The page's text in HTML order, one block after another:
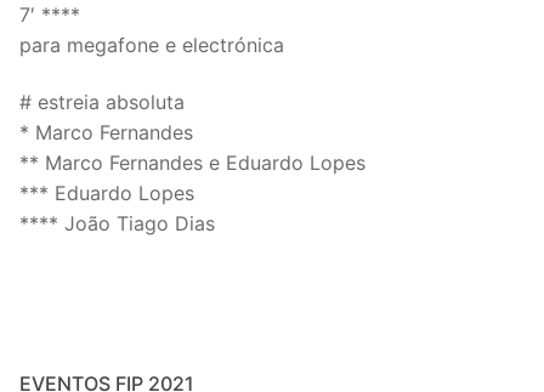
7′ ****
para megafone e electrónica
# estreia absoluta
* Marco Fernandes
** Marco Fernandes e Eduardo Lopes
*** Eduardo Lopes
**** João Tiago Dias
EVENTOS FIP 2021